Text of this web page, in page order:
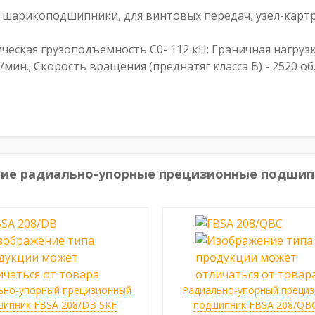
для винтовых передач, узел-
грузоподъемность С0- 112 кН; Граничная
Скорость вращения (преднатяг класса B) - 2520
радиально-упорные прецизионные
упорный прецизионный
FBSA 208/DB SKF
Радиально-упорный
подшипник FBSA 208/